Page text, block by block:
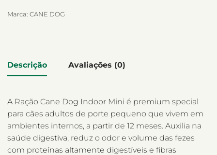
Marca: CANE DOG
Descrição Avaliações (0)
A Ração Cane Dog Indoor Mini é premium special
para cães adultos de porte pequeno que vivem em
ambientes internos, a partir de 12 meses. Auxilia na
saúde digestiva, reduz o odor e volume das fezes
com proteínas altamente digestíveis e fibras